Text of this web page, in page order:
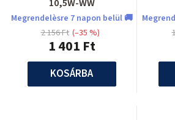
10,5W-WW
Megrendelèsre 7 napon belül 🚚
1 401 Ft
2 156 Ft (–35 %)
KOSÁRBA